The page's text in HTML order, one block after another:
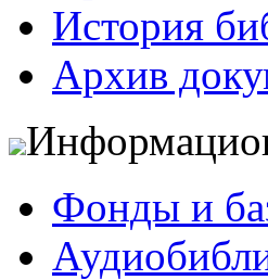
История
Архив
Фонды и